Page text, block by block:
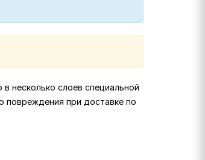
несколько слоев специальной
повреждения при доставке по